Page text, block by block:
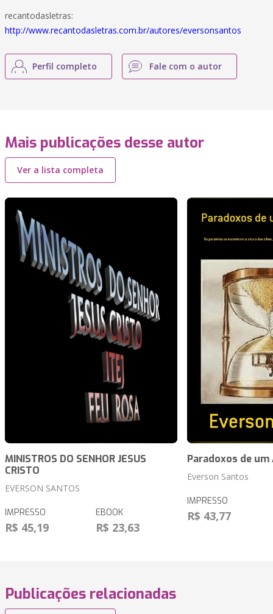
recantodasletras:
http://www.recantodasletras.com.br/autores/eversonsantos
Perfil completo Fale com o autor
Mais publicações desse autor
Ver a lista completa
MINISTROS DO SENHOR JESUS
CRISTO
EVERSON SANTOS
IMPRESSO
R$ 45,19
EBOOK
R$ 23,63
Paradoxos de
Everson Santos
IMPRESSO
R$ 43,77
Publicações relacionadas